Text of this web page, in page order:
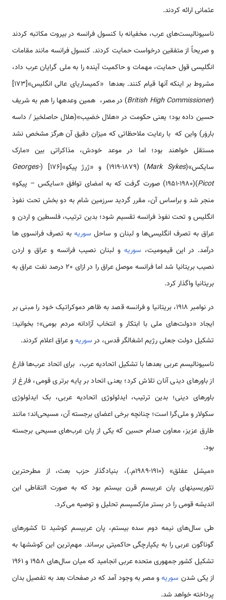
عثمانی ارائه کردند.
ناسیونالیست‌های عرب، مخفیانه با کنسول فرانسه در بیروت مکاتبه کردند
و صریحاً از متفقین درخواست حمایت کردند. کنسول فرانسه مانند مقامات
انگلیسی قول حمایت، مهمات و حاکمیت آینده را به ملی گرایان عرب داد،
مشروط بر اینکه آنها قیام کنند. بعدها «کمیساریای عالی انگلیس»[173]
(
British High Commissioner) در مصر، همین وعده­ها را هم به شریف
حسین داده بود؛ یعنی حکومت در «هلال خضیب»(هلال حاصلخیز / داسه
باروَر) واین که با رعایت ملاحظاتی که میزان دقیق آن هرگز مشخص نشد
مستقل خواهند بود؛ اما در موعد خودش، مذاکراتی بین «مارک
سایکس»(Mark Sykes) (1919-1879) و «ژرژ پیکو»[176] (
Georges-
Picot
)(1951-1980) صورت گرفت که به امضای توافق «سایکس – پیکو»
منجر شد و براساس آن، مقرر گردید سرزمین شام به دو بخش تحت نفوذ
انگلیس و تحت نفوذ فرانسه تقسیم شود؛ بدین ترتیب، فلسطین و اردن و
عراق به تصرف انگلیسی‌ها و لبنان و ساحل سوریهبه تصرف فرانسوی ها
درآمد. در این قیمومیت، سوریه و لبنان نصیب فرانسه و عراق و اردن
نصیب بریتانیا شد اما فرانسه موصل عراق را در ازای 20 درصد نفت عراق به
بریتانیا واگذار کرد.
در نوامبر 1918، بریتانیا و فرانسه قصد به ظاهر دموکراتیک خود را مبنی بر
ایجاد «دولت‌های ملی با ابتکار و انتخاب آزادانه مردم بومی»؛ بخوانید:
تشکیل دولت جعلی رژیم اشغالگر قدس، درسوریهو عراق اعلام کردند.
ناسیونالیسم عربی بعدها با تشکیل اتحادیه عرب، برای اتحاد عرب‌ها فارغ
از باورهای دینی آنان تلاش کرد؛ یعنی اتحاد بر پایه برتری قومی، فارغ از
باورهای دینی؛ بدین ترتیب، ایدئولوژی اتحادیه عربی، بک ایدئولوژی
سکولار و ملی‌گرا است؛ چنانچه برخی اعضای برجسته آن، مسیحی‌اند؛ مانند
طارق عزیز، معاون صدام حسین که یکی از پان عرب‌های مسیحی برجسته
بود.
«میشل عفلق» (1910-1989م.)، بنیادگذار حزب بعث، از مطرح­ترین
تئوریسین­های پان عربیسم قرن بیستم بود که به صورت التقاطی این
اندیشه قومی را در بستر مارکسیسم تحلیل و توصیه می‌کرد.
طی سال‌های نیمه دوم سده بیستم، پان عربیسم کوشید تا کشورهای
گوناگون عربی را به یکپارچگی حاکمیتی برساند. مهم‌ترین این کوششها به
تشکیل کشور جمهوری متحده عربی انجامید که میان سال‌های ۱۹۵۸ و ۱۹۶۱
از یکی شدن سوریهو مصر به وجود آمد که در صفحات بعد به تفصیل بدان
پرداخته خواهد شد.